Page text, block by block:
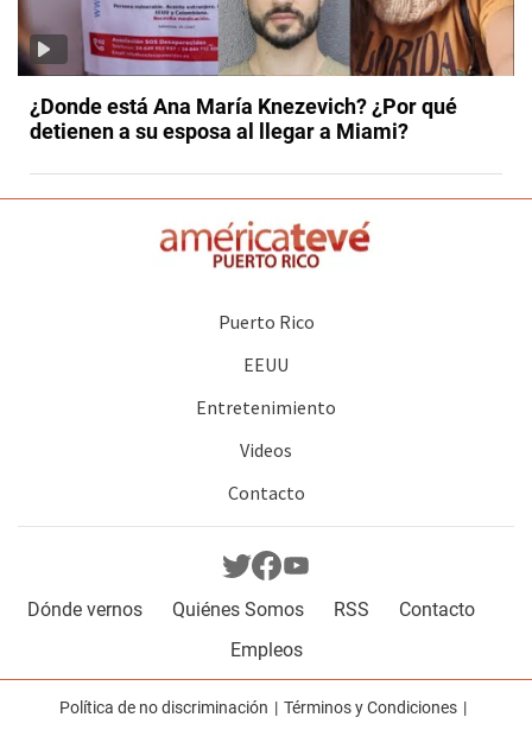
¿Donde está Ana María Knezevich? ¿Por qué
detienen a su esposa al llegar a Miami?
Puerto Rico
EEUU
Entretenimiento
Videos
Contacto
Dónde vernos Quiénes Somos RSS
Contacto
Empleos
Política de no discriminación Términos y Condiciones